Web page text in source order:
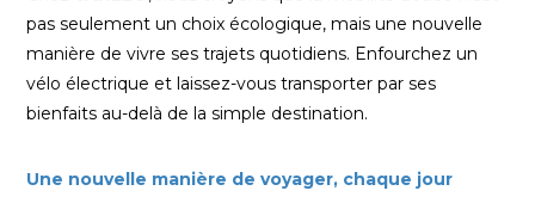
pas seulement un choix écologique, mais une nouvelle
manière de vivre ses trajets quotidiens. Enfourchez un
vélo électrique et laissez-vous transporter par ses
bienfaits au-delà de la simple destination.
Une nouvelle manière de voyager, chaque jour